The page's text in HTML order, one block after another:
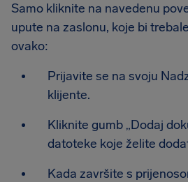
Samo kliknite na navedenu
upute na zaslonu, koje bi
ovako:
Prijavite se na svoju
klijente.
Kliknite gumb „Dodaj
datoteke koje želite
Kada završite s